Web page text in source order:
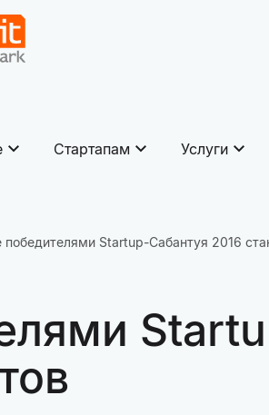
Стартапам Услуги
Startup-Сабантуя 2016